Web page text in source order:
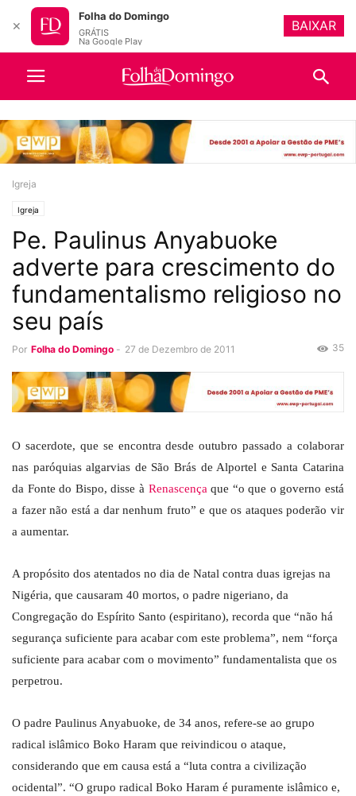
Igreja
Igreja
Pe. Paulinus Anyabuoke
adverte para crescimento do
fundamentalismo religioso no
seu país
Por Folha do Domingo - 27 de Dezembro de 2011 35
O sacerdote, que se encontra desde outubro passado a colaborar
nas paróquias algarvias de São Brás de Alportel e Santa Catarina
da Fonte do Bispo, disse à Renascençaque “o que o governo está
a fazer não está a dar nenhum fruto” e que os ataques poderão vir
a aumentar.
A propósito dos atentados no dia de Natal contra duas igrejas na
Nigéria, que causaram 40 mortos, o padre nigeriano, da
Congregação do Espírito Santo (espiritano), recorda que “não há
segurança suficiente para acabar com este problema”, nem “força
suficiente para acabar com o movimento” fundamentalista que os
perpetrou.
O padre Paulinus Anyabuoke, de 34 anos, refere-se ao grupo
radical islâmico Boko Haram que reivindicou o ataque,
considerando que em causa está a “luta contra a civilização
ocidental”. “O grupo radical Boko Haram é puramente islâmico e,
✕
Folha do Domingo
GRÁTIS
Na Google Play
BAIXAR